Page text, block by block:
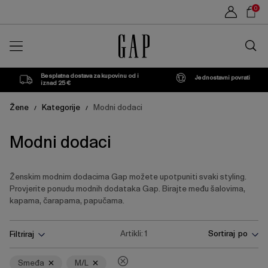
0
trgovini
Besplatna dostava za kupovinu od i
iznad 25 €
Jednostavni povrati
Žene / Kategorije / Modni dodaci
Modni dodaci
Ženskim modnim dodacima Gap možete upotpuniti svaki styling.
Provjerite ponudu modnih dodataka Gap. Birajte među šalovima,
kapama, čarapama, papučama.
tipku
Enter
za
Filtriraj Artikli:1 Sortiraj po
Smeđa M/L